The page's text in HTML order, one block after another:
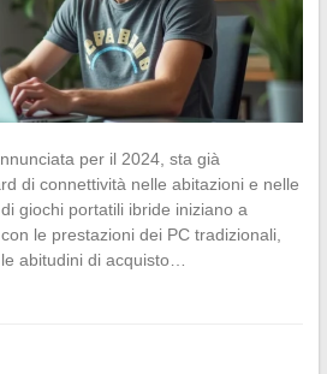
per il 2024, sta già
di connettività nelle abitazioni e nelle
giochi portatili ibride iniziano a
le prestazioni dei PC tradizionali,
abitudini di acquisto…